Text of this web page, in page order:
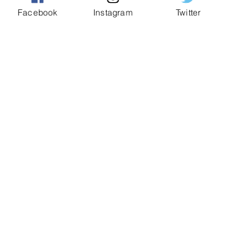
Facebook Instagram Twitter